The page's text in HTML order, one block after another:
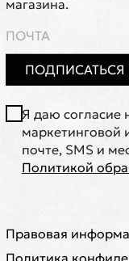
магазина.
ПОДПИСАТЬСЯ
Я даю согласие
маркетинговой
почте, SMS и
Политикой
Правовая
Политика